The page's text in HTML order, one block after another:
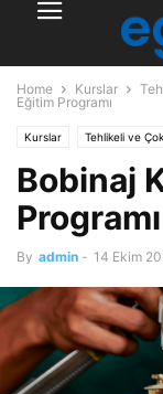
Home Kurslar
Eğitim Programı
Kurslar Tehlikeli ve
Bobinaj
Programı
By admin - 14 Ekim